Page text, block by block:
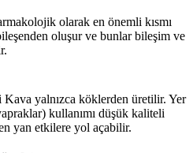
olarak en önemli kısmı
oluşur ve bunlar bileşim ve
yalnızca köklerden üretilir. Yer
kullanımı düşük kaliteli
yan etkilere yol açabilir.